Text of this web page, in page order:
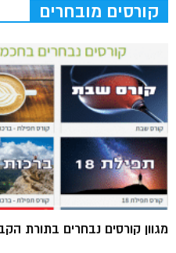
קורסים מובחרים
מגוון קורסים נבחרים בתורת